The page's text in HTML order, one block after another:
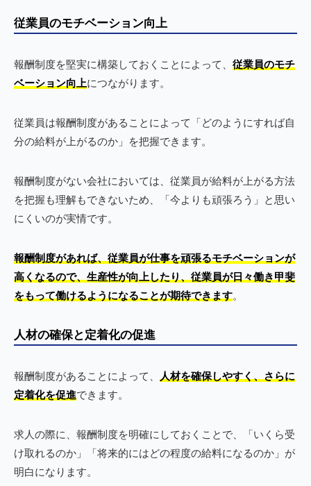
従業員のモチベーション向上
報酬制度を堅実に構築しておくことによって、 従業員のモチ
ベーション向上につながります。
従業員は報酬制度があることによって「どのようにすれば自
分の給料が上がるのか」を把握できます。
報酬制度がない会社においては、従業員が給料が上がる方法
を把握も理解もできないため、「今よりも頑張ろう」と思い
にくいのが実情です。
報酬制度があれば、従業員が仕事を頑張るモチベーションが
高くなるので、生産性が向上したり、従業員が日々働き甲斐
をもって働けるようになることが期待できます。
人材の確保と定着化の促進
報酬制度があることによって、
人材を確保しやすく、さらに
定着化を促進できます。
求人の際に、報酬制度を明確にしておくことで、「いくら受
け取れるのか」「将来的にはどの程度の給料になるのか」が
明白になります。